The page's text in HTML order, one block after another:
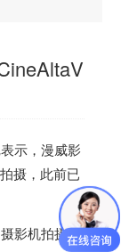
示， 漫威影
摄 ，此前已